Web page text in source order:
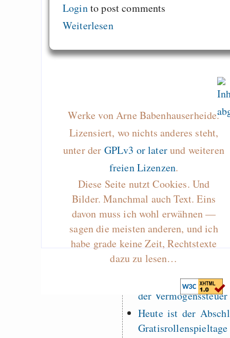
Loginto post comments
Weiterlesen
Werke von Arne Babenhauserheide.
Lizensiert, wo nichts anderes steht,
unter der GPLv3 or laterund weiteren
freien Lizenzen.
Diese Seite nutzt Cookies. Und
Bilder. Manchmal auch Text. Eins
davon muss ich wohl erwähnen —
sagen die meisten anderen, und ich
habe grade keine Zeit, Rechtstexte
dazu zu lesen…
Curb impacts
programming to
Graben-Neudorf,
West Germany
Draketo neu:
64% für
der Vermögenssteuer
Heute ist der